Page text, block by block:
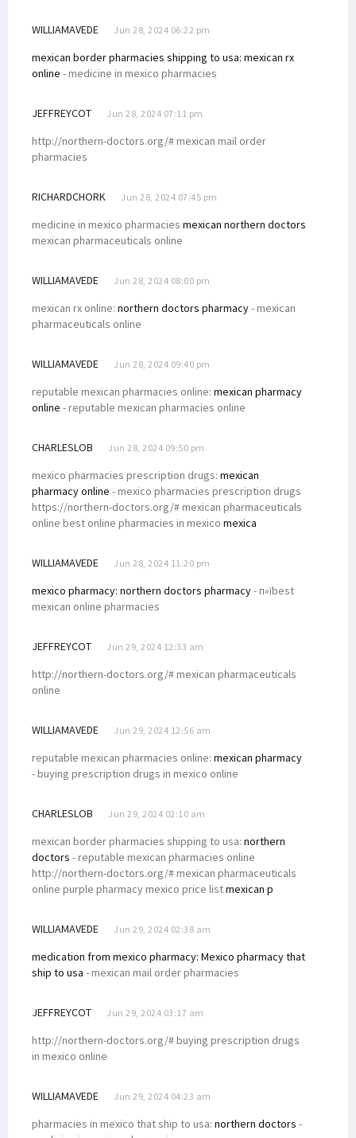
WILLIAMAVEDE Jun 28, 2024 06:22 pm
mexican border pharmacies shipping to usa: mexican rx
online - medicine in mexico pharmacies
JEFFREYCOT Jun 28, 2024 07:11 pm
http://northern-doctors.org/# mexican mail order
pharmacies
RICHARDCHORK Jun 28, 2024 07:45 pm
medicine in mexico pharmacies mexican northern doctors
mexican pharmaceuticals online
WILLIAMAVEDE Jun 28, 2024 08:00 pm
mexican rx online: northern doctors pharmacy- mexican
pharmaceuticals online
WILLIAMAVEDE Jun 28, 2024 09:40 pm
reputable mexican pharmacies online: mexican pharmacy
online - reputable mexican pharmacies online
CHARLESLOB Jun 28, 2024 09:50 pm
mexico pharmacies prescription drugs: mexican
pharmacy online - mexico pharmacies prescription drugs
https://northern-doctors.org/# mexican pharmaceuticals
online best online pharmacies in mexico mexica
WILLIAMAVEDE Jun 28, 2024 11:20 pm
mexico pharmacy: northern doctors pharmacy- п»їbest
mexican online pharmacies
JEFFREYCOT Jun 29, 2024 12:33 am
http://northern-doctors.org/# mexican pharmaceuticals
online
WILLIAMAVEDE Jun 29, 2024 12:56 am
reputable mexican pharmacies online: mexican pharmacy
- buying prescription drugs in mexico online
CHARLESLOB Jun 29, 2024 02:10 am
mexican border pharmacies shipping to usa: northern
doctors - reputable mexican pharmacies online
http://northern-doctors.org/# mexican pharmaceuticals
online purple pharmacy mexico price listmexican p
WILLIAMAVEDE Jun 29, 2024 02:38 am
medication from mexico pharmacy: Mexico pharmacy that
ship to usa - mexican mail order pharmacies
JEFFREYCOT Jun 29, 2024 03:17 am
http://northern-doctors.org/# buying prescription drugs
in mexico online
WILLIAMAVEDE Jun 29, 2024 04:23 am
pharmacies in mexico that ship to usa: northern doctors -